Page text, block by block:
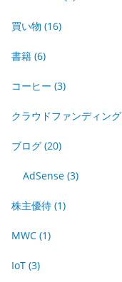
買い物 (16)
書籍 (6)
コーヒー (3)
クラウドファンディング
ブログ (20)
AdSense (3)
株主優待 (1)
MWC (1)
IoT (3)